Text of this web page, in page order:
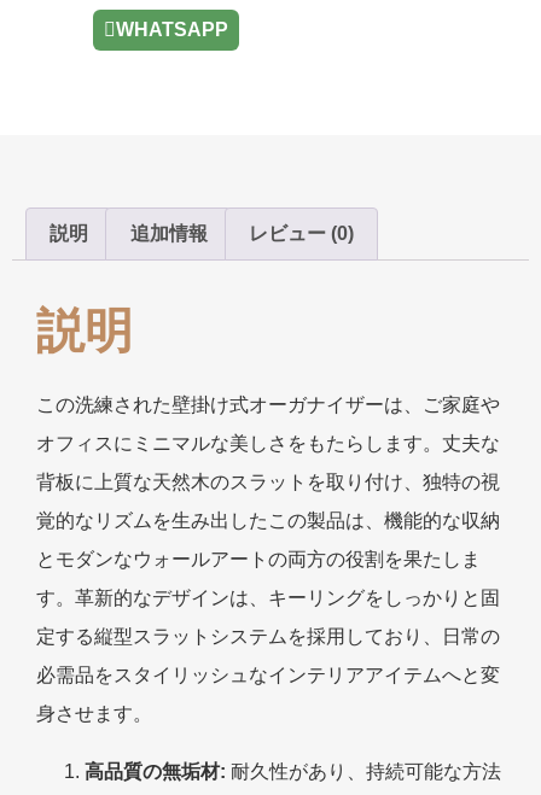
WHATSAPP
説明 追加情報 レビュー (0)
説明
この洗練された壁掛け式オーガナイザーは、ご家庭や
オフィスにミニマルな美しさをもたらします。丈夫な
背板に上質な天然木のスラットを取り付け、独特の視
覚的なリズムを生み出したこの製品は、機能的な収納
とモダンなウォールアートの両方の役割を果たしま
す。革新的なデザインは、キーリングをしっかりと固
定する縦型スラットシステムを採用しており、日常の
必需品をスタイリッシュなインテリアアイテムへと変
身させます。
高品質の無垢材: 耐久性があり、持続可能な方法